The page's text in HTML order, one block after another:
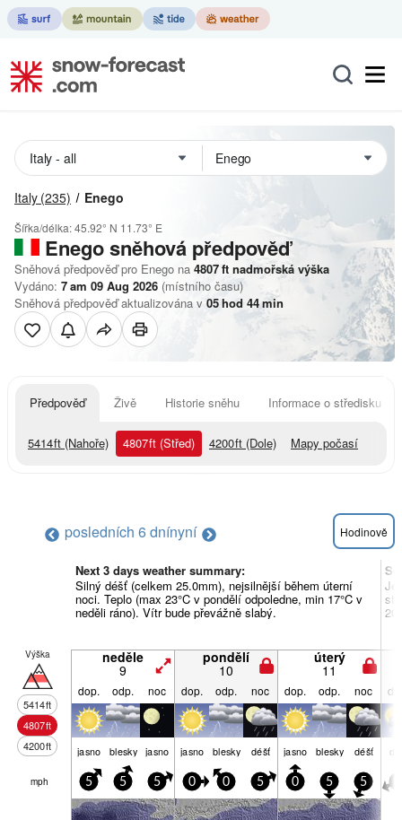
Italy (235) Enego
Šířka/délka:45.92° N 11.73° E
Enegosněhová předpověď
Sněhová předpověď pro Enego na 4807ft nadmořská výška
Vydáno: 7 am 09 Aug 2026 (místního času)
Sněhová předpověď aktualizována v 05hod 44min
Předpověď Živě Historie sněhu Informace o středisku
5414ft (Nahoře) 4807ft (Střed) 4200ft (Dole) Mapy počasí
posledních 6 dnínyní Hodinově
Next 3 days weather summary:
Silný déšť (celkem 25.0mm), nejsilnější během úterní
noci. Teplo (max 23°C v pondělí odpoledne, min 17°C v
neděli ráno). Vítr bude převážně slabý.
Výška
5414ft
4807ft
4200ft
neděle
9
pondělí
10
úterý
11
dop. odp. noc dop. odp. noc dop. odp. noc
jasno blesky jasno jasno blesky déšť jasno blesky déšť
mph 5 5 5 0 0 5 0 5 5